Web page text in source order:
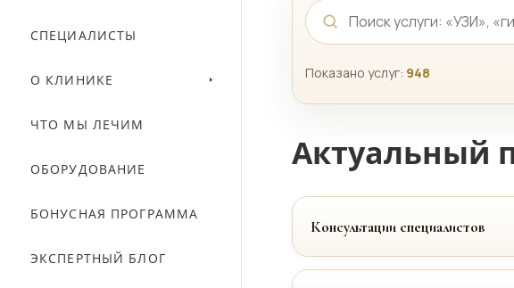
СПЕЦИАЛИСТЫ
О КЛИНИКЕ
ЧТО МЫ ЛЕЧИМ
ОБОРУДОВАНИЕ
БОНУСНАЯ ПРОГРАММА
ЭКСПЕРТНЫЙ БЛОГ
Показано услуг: 948
Актуальный
Консультации специалистов